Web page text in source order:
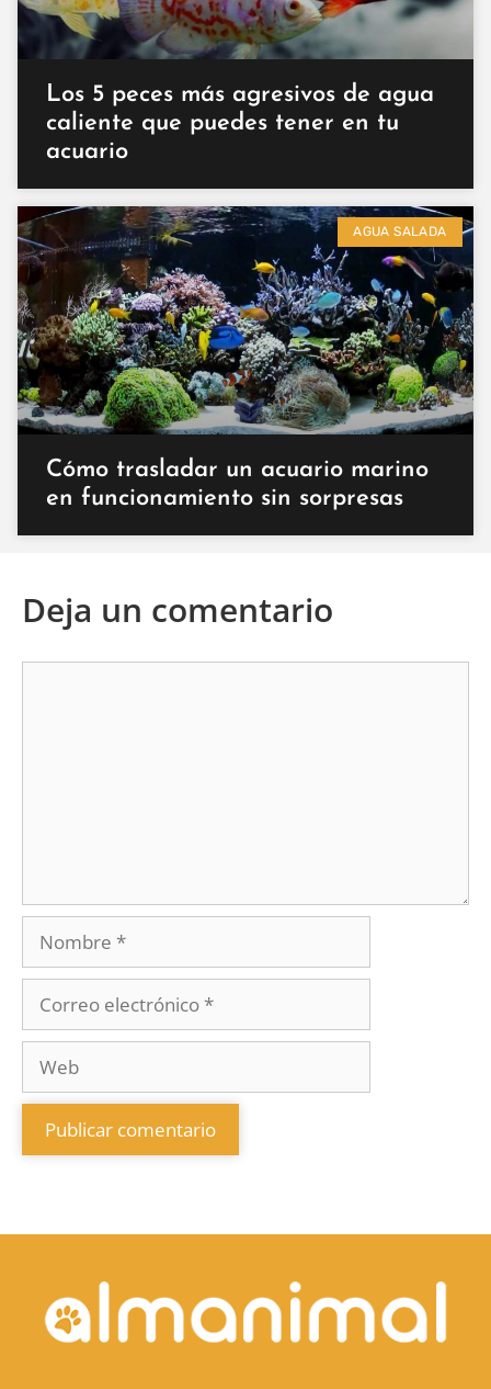
Los 5 peces más agresivos de agua
caliente que puedes tener en tu
acuario
AGUA SALADA
Cómo trasladar un acuario marino
en funcionamiento sin sorpresas
Deja un comentario